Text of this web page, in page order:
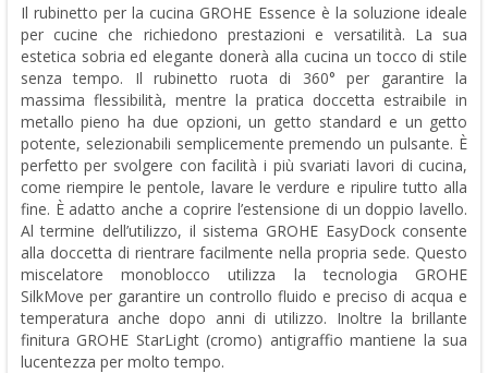
Il rubinetto per la cucina GROHE Essence è la soluzione ideale
per cucine che richiedono prestazioni e versatilità. La sua
estetica sobria ed elegante donerà alla cucina un tocco di stile
senza tempo. Il rubinetto ruota di 360° per garantire la
massima flessibilità, mentre la pratica doccetta estraibile in
metallo pieno ha due opzioni, un getto standard e un getto
potente, selezionabili semplicemente premendo un pulsante. È
perfetto per svolgere con facilità i più svariati lavori di cucina,
come riempire le pentole, lavare le verdure e ripulire tutto alla
fine. È adatto anche a coprire l’estensione di un doppio lavello.
Al termine dell’utilizzo, il sistema GROHE EasyDock consente
alla doccetta di rientrare facilmente nella propria sede. Questo
miscelatore monoblocco utilizza la tecnologia GROHE
SilkMove per garantire un controllo fluido e preciso di acqua e
temperatura anche dopo anni di utilizzo. Inoltre la brillante
finitura GROHE StarLight (cromo) antigraffio mantiene la sua
lucentezza per molto tempo.